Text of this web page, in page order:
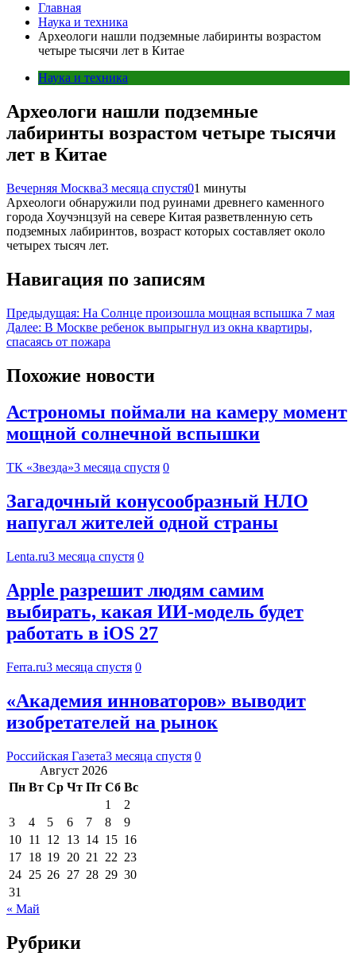
Главная
Наука и техника
Археологи нашли подземные лабиринты возрастом
четыре тысячи лет в Китае
Наука и техника
Археологи нашли подземные
лабиринты возрастом четыре тысячи
лет в Китае
Вечерняя Москва3 месяца спустя01 минуты
Археологи обнаружили под руинами древнего каменного
города Хоучэнцзуй на севере Китая разветвленную сеть
подземных лабиринтов, возраст которых составляет около
четырех тысяч лет.
Навигация по записям
Предыдущая: На Солнце произошла мощная вспышка 7 мая
Далее: В Москве ребенок выпрыгнул из окна квартиры,
спасаясь от пожара
Похожие новости
Астрономы поймали на камеру момент
мощной солнечной вспышки
ТК «Звезда»3 месяца спустя 0
Загадочный конусообразный НЛО
напугал жителей одной страны
Lenta.ru3 месяца спустя 0
Apple разрешит людям самим
выбирать, какая ИИ-модель будет
работать в iOS 27
Ferra.ru3 месяца спустя 0
«Академия инноваторов» выводит
изобретателей на рынок
Российская Газета3 месяца спустя 0
Август 2026
Пн Вт Ср Чт Пт Сб Вс
1
2
3
4 5 6 7 8
9
10 11 12 13 14 15 16
17 18 19 20 21 22 23
24 25 26 27 28 29 30
31
« Май
Рубрики